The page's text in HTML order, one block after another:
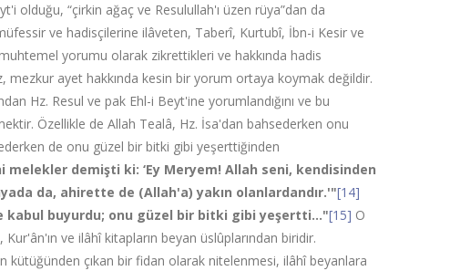
olduğu, “çirkin ağaç ve Resulullah'ı üzen rüya”dan da
ve hadisçilerine ilâveten, Taberî, Kurtubî, İbn-i Kesir ve
yorumu olarak zikrettikleri ve hakkında hadis
mezkur ayet hakkında kesin bir yorum ortaya koymak değildir.
Hz. Resul ve pak Ehl-i Beyt'ine yorumlandığını ve bu
Özellikle de Allah Tealâ, Hz. İsa'dan bahsederken onu
de onu güzel bir bitki gibi yeşerttiğinden
melekler demişti ki: ‘Ey Meryem! Allah seni, kendisinden
da, ahirette de (Allah'a) yakın olanlardandır.'"[14]
kabul buyurdu; onu güzel bir bitki gibi yeşertti…"[15] O
ve ilâhî kitapların beyan üslûplarından biridir.
kütüğünden çıkan bir fidan olarak nitelenmesi, ilâhî beyanlara